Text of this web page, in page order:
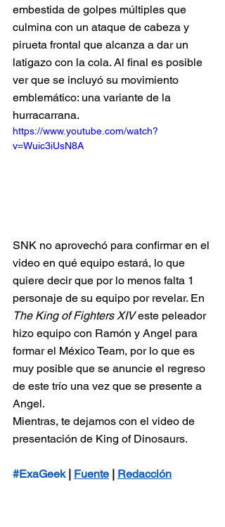
embestida de golpes múltiples que
culmina con un ataque de cabeza y
pirueta frontal que alcanza a dar un
latigazo con la cola. Al final es posible
ver que se incluyó su movimiento
emblemático: una variante de la
hurracarrana.
https://www.youtube.com/watch?
v=Wuic3iUsN8A
SNK no aprovechó para confirmar en el
video en qué equipo estará, lo que
quiere decir que por lo menos falta 1
personaje de su equipo por revelar. En
The King of Fighters XIV este peleador
hizo equipo con Ramón y Angel para
formar el México Team, por lo que es
muy posible que se anuncie el regreso
de este trío una vez que se presente a
Angel.
Mientras, te dejamos con el video de
presentación de King of Dinosaurs.
#ExaGeek | Fuente | Redacción